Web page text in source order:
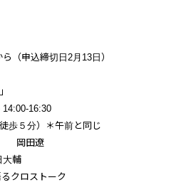
ら（申込締切日2月13日）
14:00-16:30
歩５分）＊午前と同じ
岡田遼
輔
クロストーク